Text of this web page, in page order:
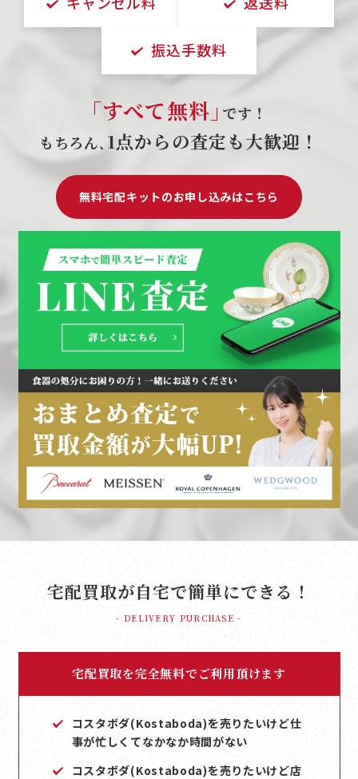
振込手数料
｢すべて無料｣ です！
もちろん､ 1点からの査定も大歓迎！
無料宅配キットのお申し込みはこちら
宅配買取が自宅で簡単にできる！
- DELIVERY PURCHASE -
宅配買取を完全無料でご利用頂けます
コスタボダ(Kostaboda)を売りたいけど仕
事が忙しくてなかなか時間がない
コスタボダ(Kostaboda)を売りたいけど店